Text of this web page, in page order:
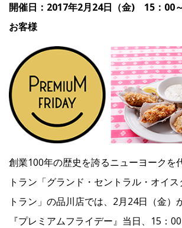
財務・業績情報
よくあるご質問 IRお問い合わせ
Franchise
Recruit
Facebook
開催日：2017年2月24日（金) 15：00
お客様
創業100年の歴史を誇るニューヨークを
トラン「グランド・セントラル・オイ
トラン」の品川店では、2月24日（金）
『プレミアムフライデー』当日、15：